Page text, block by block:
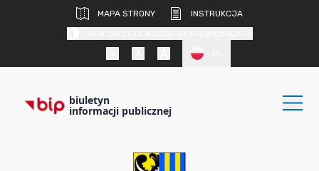
MAPA STRONY
INSTRUKCJA
biuletyn
informacji publicznej